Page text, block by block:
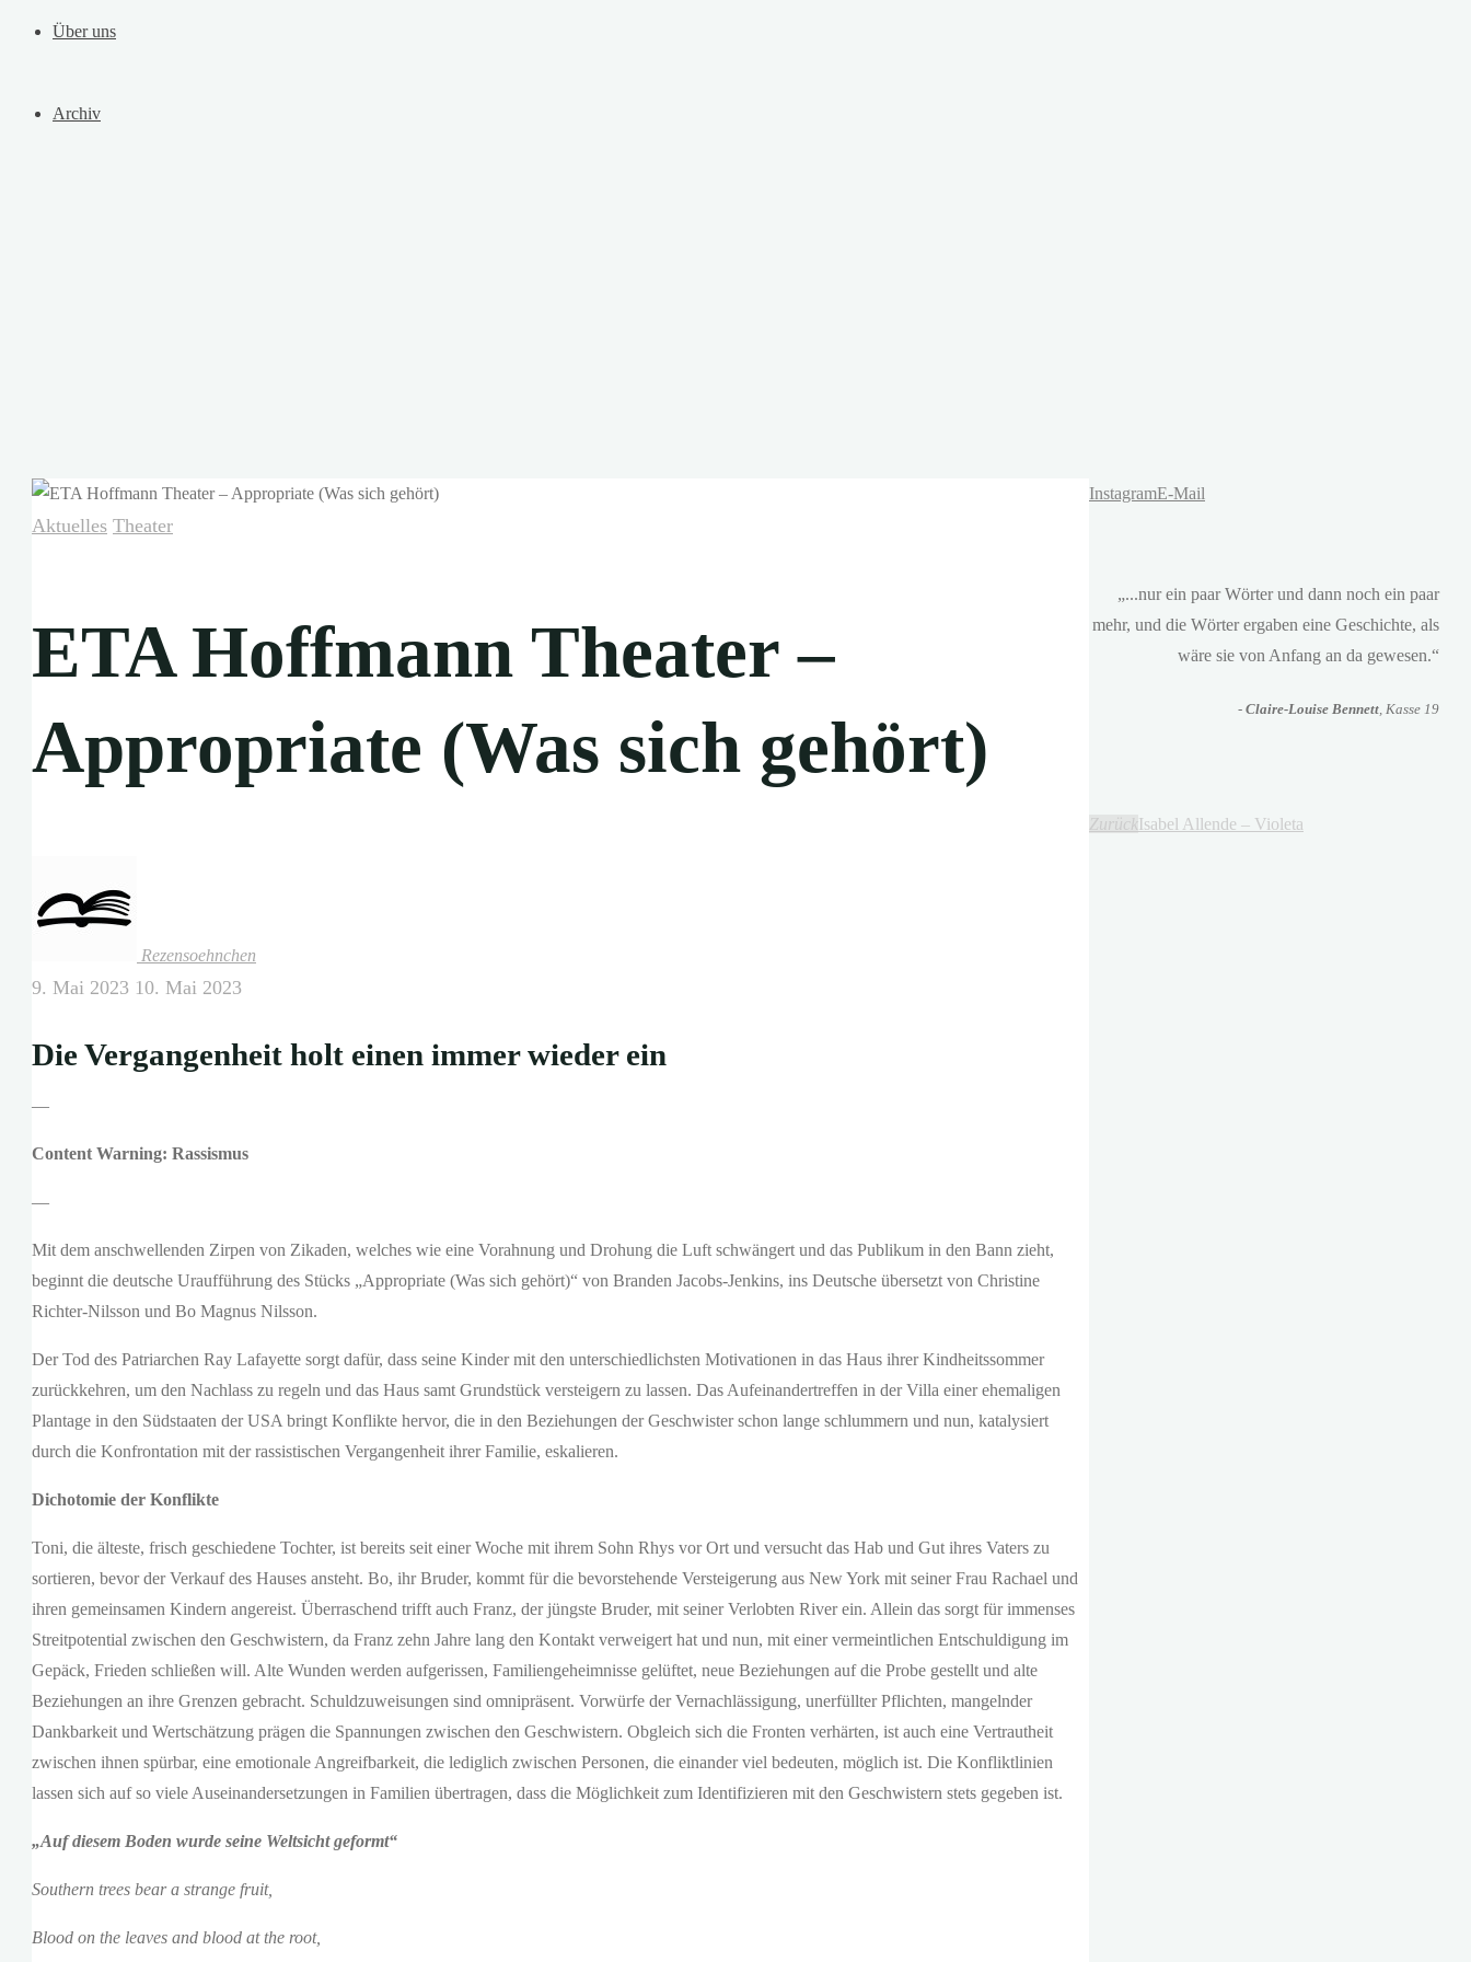
Über uns
Archiv
Aktuelles Theater
ETA Hoffmann Theater –
Appropriate (Was sich gehört)
Rezensoehnchen
9. Mai 2023 10. Mai 2023
Die Vergangenheit holt einen immer wieder ein
—
Content Warning: Rassismus
—
Mit dem anschwellenden Zirpen von Zikaden, welches wie eine Vorahnung und Drohung die Luft schwängert und das Publikum in den Bann zieht,
beginnt die deutsche Uraufführung des Stücks „Appropriate (Was sich gehört)“ von Branden Jacobs-Jenkins, ins Deutsche übersetzt von Christine
Richter-Nilsson und Bo Magnus Nilsson.
Der Tod des Patriarchen Ray Lafayette sorgt dafür, dass seine Kinder mit den unterschiedlichsten Motivationen in das Haus ihrer Kindheitssommer
zurückkehren, um den Nachlass zu regeln und das Haus samt Grundstück versteigern zu lassen. Das Aufeinandertreffen in der Villa einer ehemaligen
Plantage in den Südstaaten der USA bringt Konflikte hervor, die in den Beziehungen der Geschwister schon lange schlummern und nun, katalysiert
durch die Konfrontation mit der rassistischen Vergangenheit ihrer Familie, eskalieren.
Dichotomie der Konflikte
Toni, die älteste, frisch geschiedene Tochter, ist bereits seit einer Woche mit ihrem Sohn Rhys vor Ort und versucht das Hab und Gut ihres Vaters zu
sortieren, bevor der Verkauf des Hauses ansteht. Bo, ihr Bruder, kommt für die bevorstehende Versteigerung aus New York mit seiner Frau Rachael und
ihren gemeinsamen Kindern angereist. Überraschend trifft auch Franz, der jüngste Bruder, mit seiner Verlobten River ein. Allein das sorgt für immenses
Streitpotential zwischen den Geschwistern, da Franz zehn Jahre lang den Kontakt verweigert hat und nun, mit einer vermeintlichen Entschuldigung im
Gepäck, Frieden schließen will. Alte Wunden werden aufgerissen, Familiengeheimnisse gelüftet, neue Beziehungen auf die Probe gestellt und alte
Beziehungen an ihre Grenzen gebracht. Schuldzuweisungen sind omnipräsent. Vorwürfe der Vernachlässigung, unerfüllter Pflichten, mangelnder
Dankbarkeit und Wertschätzung prägen die Spannungen zwischen den Geschwistern. Obgleich sich die Fronten verhärten, ist auch eine Vertrautheit
zwischen ihnen spürbar, eine emotionale Angreifbarkeit, die lediglich zwischen Personen, die einander viel bedeuten, möglich ist. Die Konfliktlinien
lassen sich auf so viele Auseinandersetzungen in Familien übertragen, dass die Möglichkeit zum Identifizieren mit den Geschwistern stets gegeben ist.
„Auf diesem Boden wurde seine Weltsicht geformt“
Southern trees bear a strange fruit,
Blood on the leaves and blood at the root,
InstagramE-Mail
„...nur ein paar Wörter und dann noch ein paar
mehr, und die Wörter ergaben eine Geschichte, als
wäre sie von Anfang an da gewesen.“
- Claire-Louise Bennett, Kasse 19
ZurückIsabel Allende – Violeta